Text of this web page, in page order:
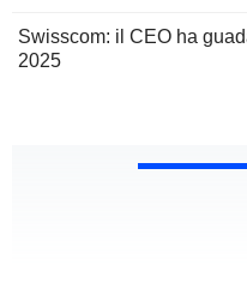
Swisscom: il CEO ha
2025